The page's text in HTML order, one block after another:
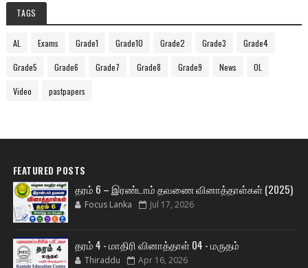
TAGS
AL Exams Grade1 Grade10 Grade2 Grade3 Grade4
Grade5 Grade6 Grade7 Grade8 Grade9 News OL
Video pastpapers
FEATURED POSTS
தரம் 6 – இரண்டாம் தவணை வினாத்தாள்கள் (2025)
Focus Lanka Jul 17, 2026
தரம் 4 - மாதிரி வினாத்தாள் 04 - மருதம்
Thiraddu Apr 16, 2026